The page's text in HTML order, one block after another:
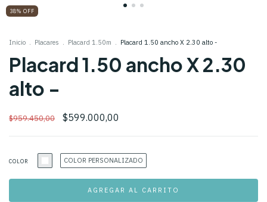
38% OFF
Inicio Placares Placard 1.50m Placard 1.50 ancho X 2.30 alto -
Placard 1.50 ancho X 2.30
alto -
$959.450,00 $599.000,00
COLOR COLOR PERSONALIZADO